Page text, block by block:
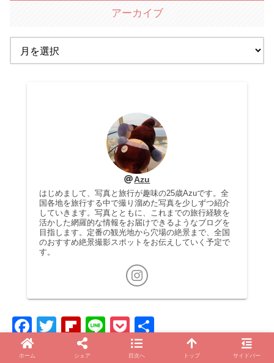
アーカイブ
Azu
はじめまして、写真と旅行が趣味の25歳Azuです。全
国各地を旅行する中で撮り溜めた写真を少しずつ紹介
していきます。写真とともに、これまでの旅行経験を
活かした網羅的な情報をお届けできるようなブログを
目指します。定番の観光地から穴場の絶景まで、全国
のおすすめ絶景撮影スポットをお伝えしていく予定で
す。
F
a
T Fl
ip
Li P
o
共
ホーム シェア 目次へ トップ サイドバー